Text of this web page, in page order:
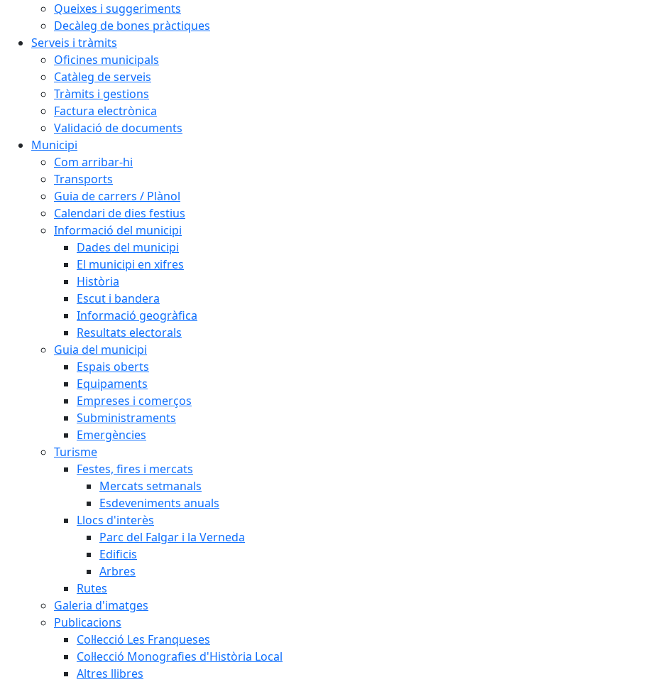
Queixes i suggeriments
Decàleg de bones pràctiques
Serveis i tràmits
Oficines municipals
Catàleg de serveis
Tràmits i gestions
Factura electrònica
Validació de documents
Municipi
Com arribar-hi
Transports
Guia de carrers / Plànol
Calendari de dies festius
Informació del municipi
Dades del municipi
El municipi en xifres
Història
Escut i bandera
Informació geogràfica
Resultats electorals
Guia del municipi
Espais oberts
Equipaments
Empreses i comerços
Subministraments
Emergències
Turisme
Festes, fires i mercats
Mercats setmanals
Esdeveniments anuals
Llocs d'interès
Parc del Falgar i la Verneda
Edificis
Arbres
Rutes
Galeria d'imatges
Publicacions
Col·lecció Les Franqueses
Col·lecció Monografies d'Història Local
Altres llibres